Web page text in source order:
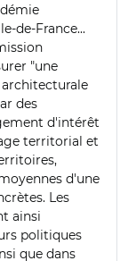
de-France...
"une
des
d'intérêt
territorial et
d'une
Les
ainsi
politiques
que dans